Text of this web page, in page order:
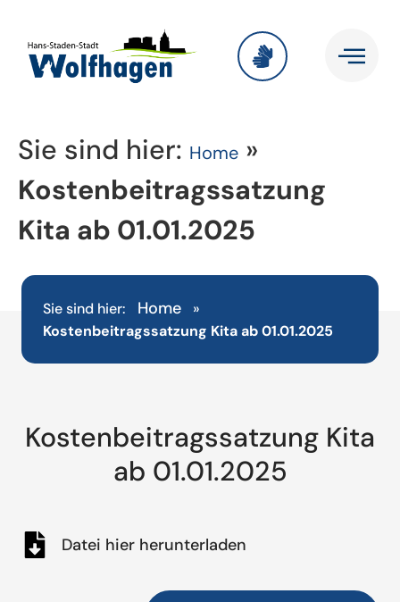
Sie sind hier: Home »
Kostenbeitragssatzung
Kita ab 01.01.2025
Sie sind hier: Home
»
Kostenbeitragssatzung Kita ab 01.01.2025
Kostenbeitragssatzung Kita
ab 01.01.2025
Datei hier herunterladen